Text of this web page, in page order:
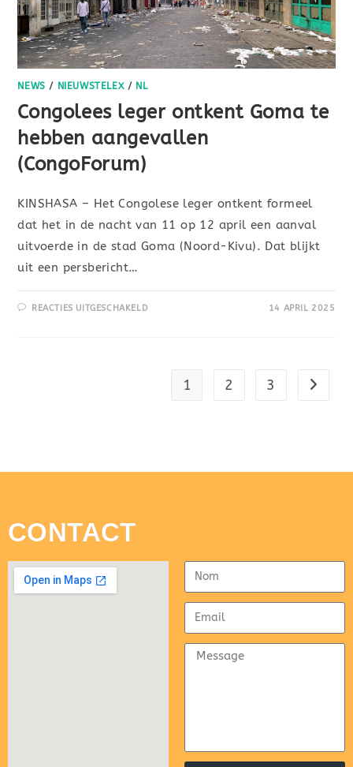
NEWS / NIEUWSTELEX/ NL
Congolees leger ontkent Goma te
hebben aangevallen
(CongoForum)
KINSHASA – Het Congolese leger ontkent formeel
dat het in de nacht van 11 op 12 april een aanval
uitvoerde in de stad Goma (Noord-Kivu). Dat blijkt
uit een persbericht…
REACTIES UITGESCHAKELD 14 APRIL 2025
1 2 3
CONTACT